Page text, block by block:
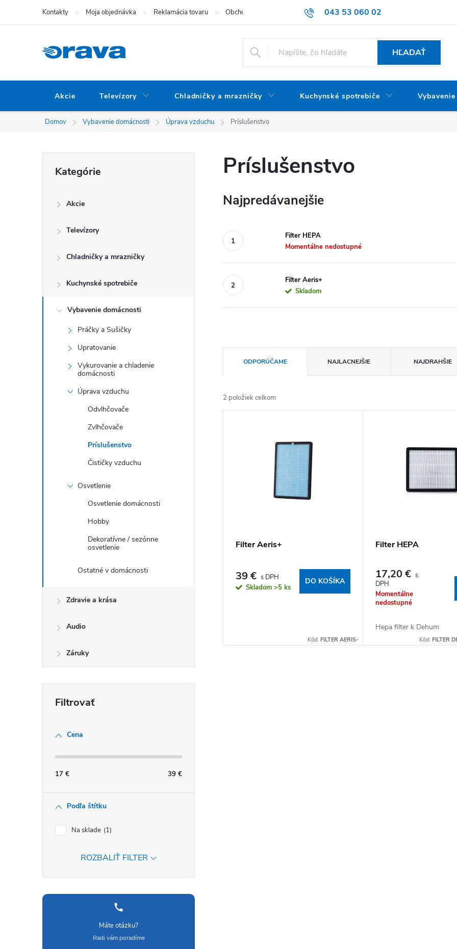
Prejsť na obsah 043 53 060 02
Kontakty Moja objednávka Reklamácia tovaru Obchodné podmienky Dodacie podmienky
HĽADAŤ
Akcie Televízory Chladničky a mrazničky Kuchynské spotrebiče
Domov Vybavenie domácnosti Úprava vzduchu Príslušenstvo
Bočný panel
Kategórie
Akcie
Televízory
Chladničky a mrazničky
Kuchynské spotrebiče
Vybavenie domácnosti
Práčky a Sušičky
Upratovanie
Vykurovanie a chladenie
domácnosti
Úprava vzduchu
Odvlhčovače
Zvlhčovače
Príslušenstvo
Čističky vzduchu
Osvetlenie
Osvetlenie domácnosti
Hobby
Dekoratívne / sezónne
osvetlenie
Ostatné v domácnosti
Zdravie a krása
Audio
Záruky
Cena
17 € 39 €
Podľa štítku
Na sklade 1
ROZBALIŤ FILTER
Máte otázku?
Radi vám poradíme
Príslušenstvo
Najpredávanejšie
Filter HEPA
Momentálne nedostupné
Filter Aeris+
Skladom
Radenie produktov
ODPORÚČAME NAJLACNEJŠIE NAJDRAHŠIE
2 položiek celkom
Filter Aeris+
39 €
Skladom >5 ks
DO KOŠÍKA
Kód:FILTER AERIS-
Filter HEPA
17,20 €
Momentálne
nedostupné
Hepa filter k Dehum
Kód: FILTER